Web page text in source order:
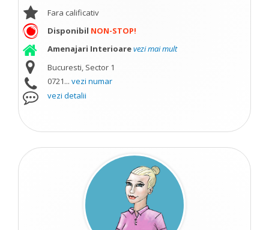
Fara calificativ
Disponibil NON-STOP!
Amenajari Interioarevezi mai mult
Bucuresti, Sector 1
0721... vezi numar
vezi detalii